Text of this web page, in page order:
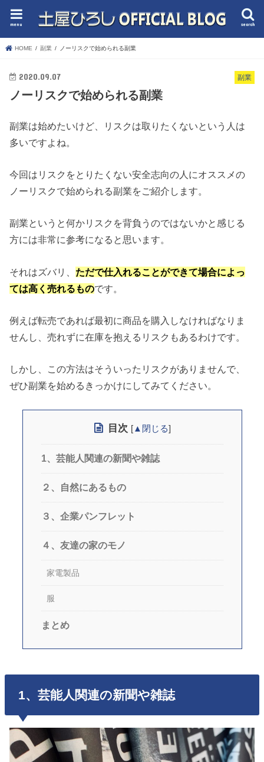
search
menu
HOME 副業 ノーリスクで始められる副業
副業
2020.09.07
ノーリスクで始められる副業
副業は始めたいけど、リスクは取りたくないという人は
多いですよね。
今回はリスクをとりたくない安全志向の人にオススメの
ノーリスクで始められる副業をご紹介します。
副業というと何かリスクを背負うのではないかと感じる
方には非常に参考になると思います。
それはズバリ、 ただで仕入れることができて場合によっ
ては高く売れるものです。
例えば転売であれば最初に商品を購入しなければなりま
せんし、売れずに在庫を抱えるリスクもあるわけです。
しかし、この方法はそういったリスクがありませんで、
ぜひ副業を始めるきっかけにしてみてください。
目次 [▲閉じる]
1、芸能人関連の新聞や雑誌
２、自然にあるもの
３、企業パンフレット
４、友達の家のモノ
家電製品
服
まとめ
1、芸能人関連の新聞や雑誌